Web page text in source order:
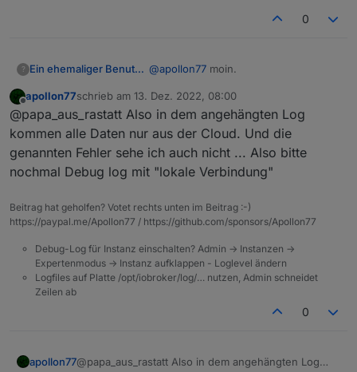
"zigbee": {
"upgradeStatus": 0,
"cdv"
"",
"1.1.9"
}
},
"communication": {
"communicationNode":
"communicationModes"
[
{
"pv": "",
"type":
1
0
? Ein ehemaliger Benutzer @apollon77 moin.
ich möchte folgendes ergänzen:
der Tuya adapter meldet folgenden
Fehler:
tuya.0
2022-12-13 08:34:00.308	info
tuya.0
tuya.0
  "type": "device",
  "common": {
    "read": true
  },
    "virtual": false,
    "lon": "9.0671",
    "ownerId": "33699969",
    "mac": "a09208ff4001",
      "supportAuto": true,
apollon77schrieb am 13. Dez. 2022, 08:00
zuletzt editiert von
@papa_aus_rastatt Also in dem angehängten Log
kommen alle Daten nur aus der Cloud. Und die
genannten Fehler sehe ich auch nicht ... Also bitte
nochmal Debug log mit "lokale Verbindung"
Beitrag hat geholfen? Votet rechts unten im Beitrag :-)
https://paypal.me/Apollon77 / https://github.com/sponsors/Apollon77
Debug-Log für Instanz einschalten? Admin -> Instanzen ->
Expertenmodus -> Instanz aufklappen - Loglevel ändern
Logfiles auf Platte /opt/iobroker/log/… nutzen, Admin schneidet
Zeilen ab
0
apollon77@papa_aus_rastatt Also in dem angehängten Log